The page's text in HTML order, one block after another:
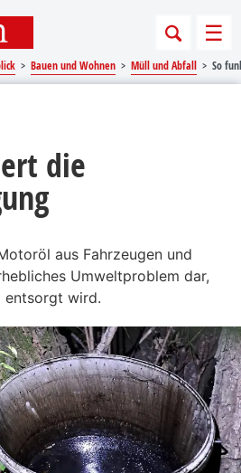
Bauen und Wohnen Müll und Abfall So
die
aus Fahrzeugen und
Umweltproblem dar,
entsorgt wird.